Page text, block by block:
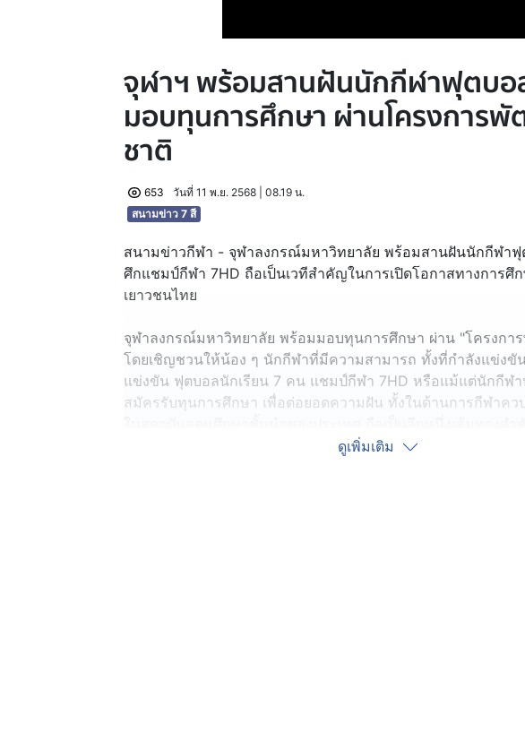
จุฬาฯ พร้อมสานฝันนักกีฬาฟุตบอ
มอบทุนการศึกษา ผ่านโครงการ
ชาติ
653
วันที่ 11 พ.ย. 2568 | 08.19 น.
สนามข่าว 7 สี
สนามข่าวกีฬา - จุฬาลงกรณ์มหาวิทยาลัย พร้อมสานฝันนักกีฬาฟุ
ศึกแชมป์กีฬา 7HD ถือเป็นเวทีสำคัญในการเปิดโอกาสทางการศึ
เยาวชนไทย
จุฬาลงกรณ์มหาวิทยาลัย พร้อมมอบทุนการศึกษา ผ่าน "โครงกา
โดยเชิญชวนให้น้อง ๆ นักกีฬาที่มีความสามารถ ทั้งที่กำลังแข่งขั
แข่งขัน ฟุตบอลนักเรียน 7 คน แชมป์กีฬา 7HD หรือแม้แต่นักกีฬา
สมัครรับทุนการศึกษา เพื่อต่อยอดความฝัน ทั้งในด้านการกีฬาคว
ดูเพิ่มเติม